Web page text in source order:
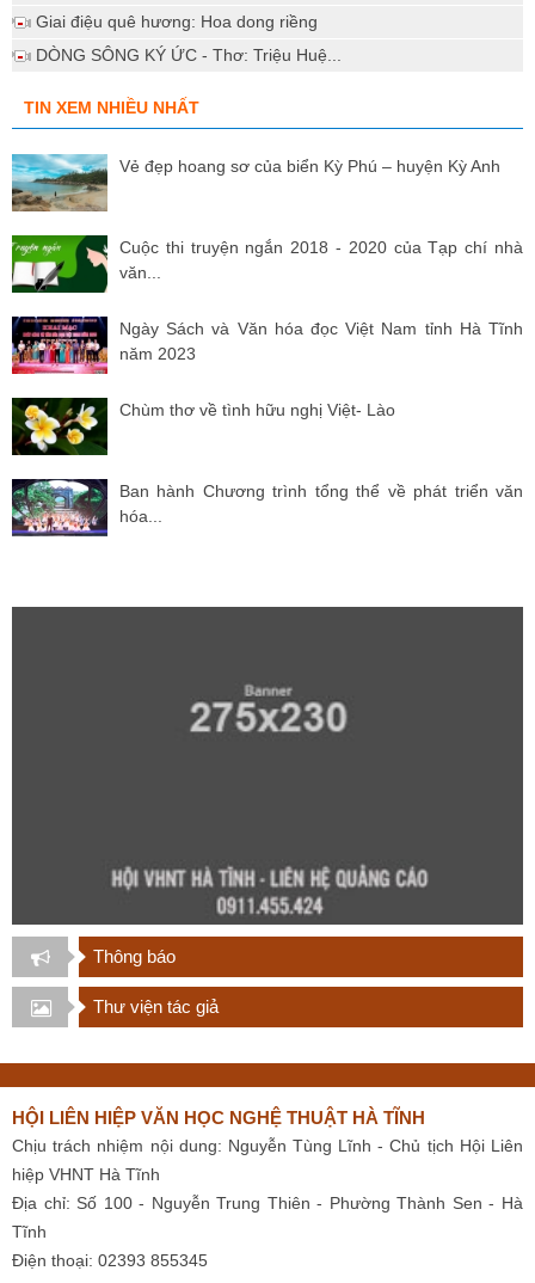
Giai điệu quê hương: Hoa dong riềng
DÒNG SÔNG KÝ ỨC - Thơ: Triệu Huệ...
TIN XEM NHIỀU NHẤT
Vẻ đẹp hoang sơ của biển Kỳ Phú – huyện Kỳ Anh
Cuộc thi truyện ngắn 2018 - 2020 của Tạp chí nhà
văn...
Ngày Sách và Văn hóa đọc Việt Nam tỉnh Hà Tĩnh
năm 2023
Chùm thơ về tình hữu nghị Việt- Lào
Ban hành Chương trình tổng thể về phát triển văn
hóa...
Thông báo
Thư viện tác giả
HỘI LIÊN HIỆP VĂN HỌC NGHỆ THUẬT HÀ TĨNH
Chịu trách nhiệm nội dung: Nguyễn Tùng Lĩnh - Chủ tịch Hội Liên
hiệp VHNT Hà Tĩnh
Địa chỉ: Số 100 - Nguyễn Trung Thiên - Phường Thành Sen - Hà
Tĩnh
Điện thoại: 02393 855345